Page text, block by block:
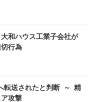
和ハウス工業子会社が
行為
転送されたと判断 ～ 精
攻撃